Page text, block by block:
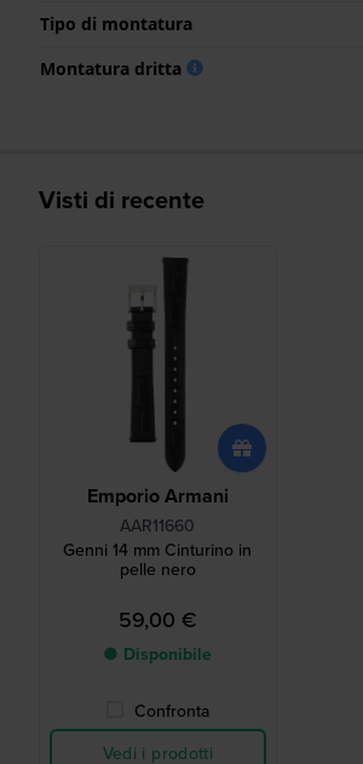
Tipo di montatura
Montatura dritta
Visti di recente
Emporio Armani
AAR11660
Genni 14 mm Cinturino in
pelle nero
59,00 €
● Disponibile
Confronta
Vedi i prodotti